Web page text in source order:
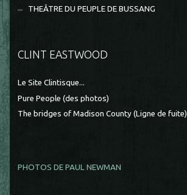
THEÂTRE DU PEUPLE DE BUSSANG
CLINT EASTWOOD
Le Site Clintisque...
Pure People (des photos)
The bridges of Madison County (Ligne de fuite)
PHOTOS DE PAUL NEWMAN